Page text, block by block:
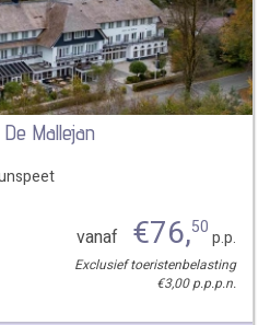
Mallejan
vanaf €76,50p.p.
Exclusief toeristenbelasting
€3,00 p.p.p.n.